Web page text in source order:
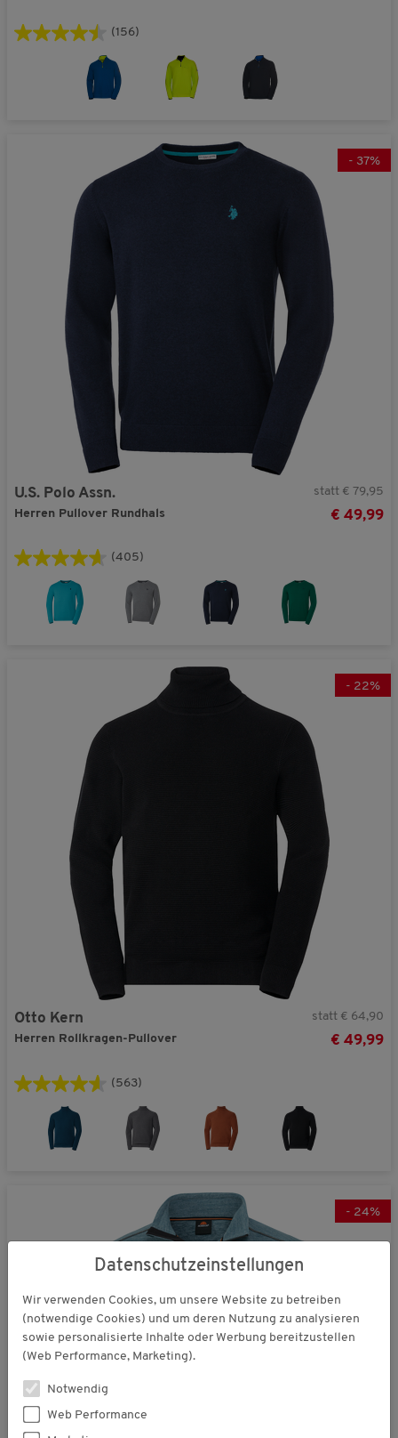
(156)
- 37%
U.S. Polo Assn.
Herren Pullover Rundhals
statt € 79,95
€ 49,99
(405)
- 22%
Otto Kern
Herren Rollkragen-Pullover
statt € 64,90
€ 49,99
(563)
- 24%
Datenschutzeinstellungen
Wir verwenden Cookies, um unsere Website zu betreiben
(notwendige Cookies) und um deren Nutzung zu analysieren
sowie personalisierte Inhalte oder Werbung bereitzustellen
(Web Performance, Marketing).
Notwendig
Web Performance